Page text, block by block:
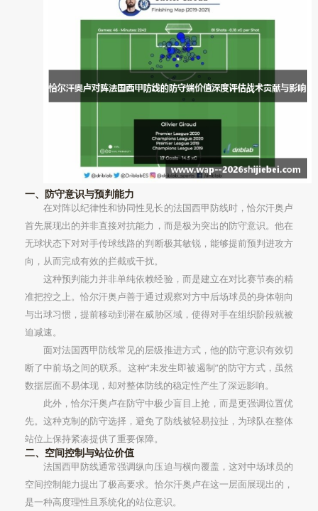
一、防守意识与预判能力
在对阵以纪律性和协同性见长的法国西甲防线时，恰尔汗奥卢
首先展现出的并非直接对抗能力，而是极为突出的防守意识。他在
无球状态下对对手传球线路的判断极其敏锐，能够提前预判进攻方
向，从而完成有效的拦截或干扰。
这种预判能力并非单纯依赖经验，而是建立在对比赛节奏的精
准把控之上。恰尔汗奥卢善于通过观察对方中后场球员的身体朝向
与出球习惯，提前移动到潜在威胁区域，使得对手在组织阶段就被
迫减速。
面对法国西甲防线常见的层级推进方式，他的防守意识有效切
断了中前场之间的联系。这种“未发生即被遏制”的防守方式，虽然
数据层面不易体现，却对整体防线的稳定性产生了深远影响。
此外，恰尔汗奥卢在防守中极少盲目上抢，而是更强调位置优
先。这种克制的防守选择，避免了防线被轻易拉扯，为球队在整体
站位上保持紧凑提供了重要保障。
二、空间控制与站位价值
法国西甲防线通常强调纵向压迫与横向覆盖，这对中场球员的
空间控制能力提出了极高要求。恰尔汗奥卢在这一层面展现出的，
是一种高度理性且系统化的站位意识。